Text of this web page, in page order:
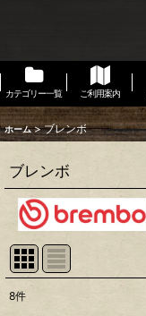
カテゴリー一覧 ご利用案内
ホーム > ブレンボ
ブレンボ
8件